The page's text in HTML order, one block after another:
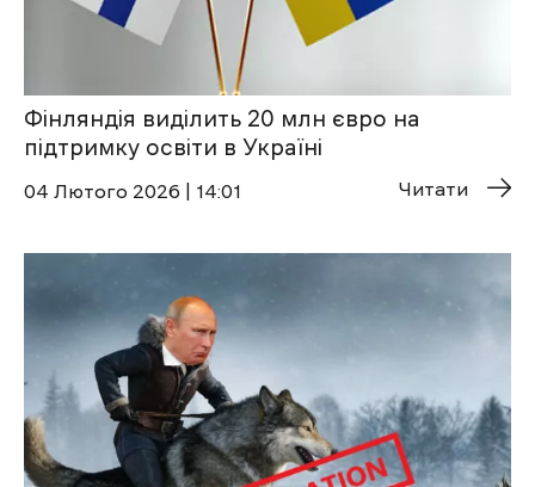
Фінляндія виділить 20 млн євро на
підтримку освіти в Україні
04 Лютого 2026 | 14:01 Читати